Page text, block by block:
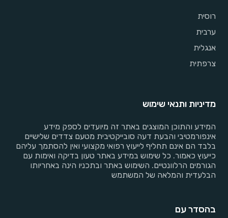
רוסית
ערבית
אנגלית
צרפתית
מדיניות ותנאי שימוש
המידע והתוכן המוצגים באתר זה מיועדים לספק מידע
אינפורמטיבי והבעת דעה סובייקטיבית מטעם צדדים שלישיים
בלבד הם אינם תחליף לייעוץ רפואי מקצועי ואין להסתמך עליהם
כייעוץ כאמור. כל שימוש במידע באתר טעון בדיקה ואימות עם
הגורמים הרלוונטיים. השימוש באתר ובתכניו הינה באחריותו
הבלעדית והמלאה של המשתמש
בהסדר עם